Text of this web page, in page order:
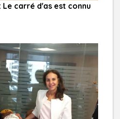
Le carré d'as est connu